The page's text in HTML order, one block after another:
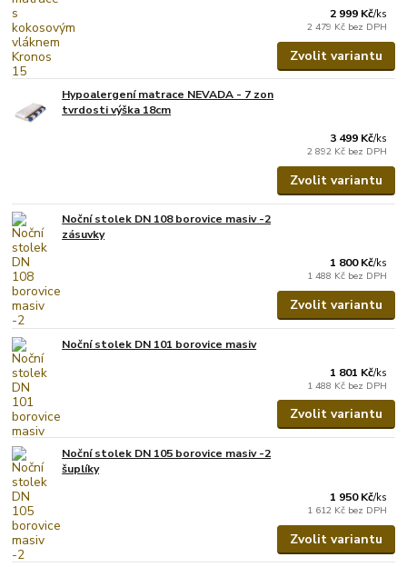
2 999 Kč/ks
2 479 Kč bez DPH
Zvolit variantu
Hypoalergení matrace NEVADA - 7 zon
tvrdosti výška 18cm
3 499 Kč/ks
2 892 Kč bez DPH
Zvolit variantu
Noční stolek DN 108 borovice masiv -2
zásuvky
1 800 Kč/ks
1 488 Kč bez DPH
Zvolit variantu
Noční stolek DN 101 borovice masiv
1 801 Kč/ks
1 488 Kč bez DPH
Zvolit variantu
Noční stolek DN 105 borovice masiv -2
šuplíky
1 950 Kč/ks
1 612 Kč bez DPH
Zvolit variantu